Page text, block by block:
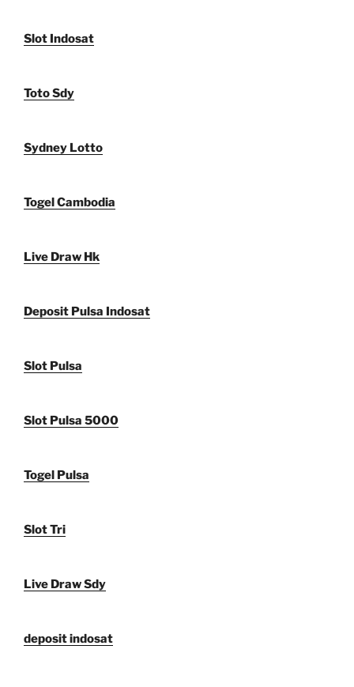
Slot Indosat
Toto Sdy
Sydney Lotto
Togel Cambodia
Live Draw Hk
Deposit Pulsa Indosat
Slot Pulsa
Slot Pulsa 5000
Togel Pulsa
Slot Tri
Live Draw Sdy
deposit indosat